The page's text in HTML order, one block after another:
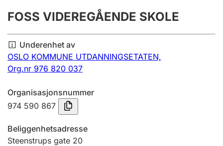
Årsregnskap
Innsending og forsinkelsesgebyr
Tinglysing
Jeger
Betaling og jegeravgiftskort
FOSS VIDEREGÅENDE SKOLE
Underenhet av
OSLO KOMMUNE UTDANNINGSETATEN,
Org.nr 976 820 037
Organisasjonsnummer
974 590 867
Beliggenhetsadresse
Steenstrups gate 20